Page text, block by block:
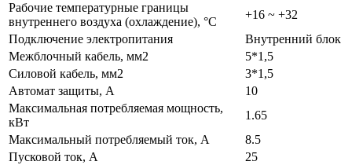
Рабочие температурные границы
внутреннего воздуха (охлаждение), °C
+16 ~ +32
Подключение электропитания
Внутренний блок
Межблочный кабель, мм2
5*1,5
Силовой кабель, мм2
3*1,5
Автомат защиты, А
10
Максимальная потребляемая мощность,
кВт
1.65
Максимальный потребляемый ток, А
8.5
Пусковой ток, А
25